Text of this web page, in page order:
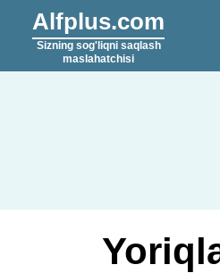
Alfplus.com
Sizning sog'liqni saqlash
maslahatchisi